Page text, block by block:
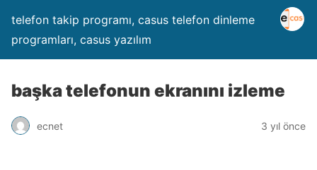
telefon takip programı, casus telefon dinleme
programları, casus yazılım
başka telefonun ekranını izleme
ecnet 3 yıl önce